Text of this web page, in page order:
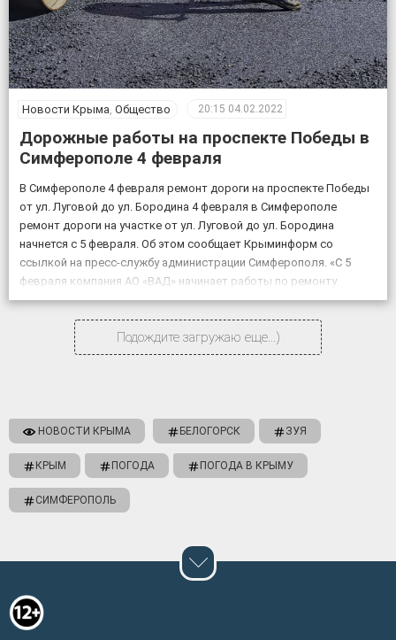
Новости Крыма Общество 20:15 04.02.2022
Дорожные работы на проспекте Победы в
Симферополе 4 февраля
В Симферополе 4 февраля ремонт дороги на проспекте Победы
от ул. Луговой до ул. Бородина 4 февраля в Симферополе
ремонт дороги на участке от ул. Луговой до ул. Бородина
начнется с 5 февраля. Об этом сообщает Крыминформ со
ссылкой на пресс-службу администрации Симферополя. «С 5
февраля компания АО «ВАД» начинает работы по ремонту
объекта «Дублирующий […]
Подождите загружаю еще...)
НОВОСТИ КРЫМА БЕЛОГОРСК ЗУЯ
КРЫМ ПОГОДА ПОГОДА В КРЫМУ
СИМФЕРОПОЛЬ